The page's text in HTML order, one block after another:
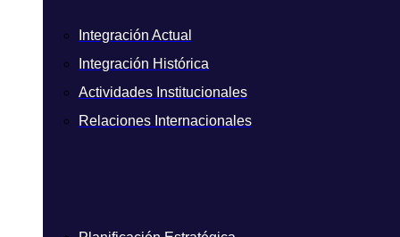
Integración Actual
Integración Histórica
Actividades Institucionales
Relaciones Internacionales